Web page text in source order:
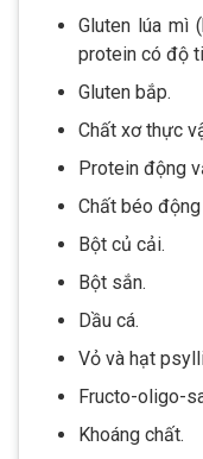
Gluten lúa mì
protein có độ
Gluten bắp.
Chất xơ thực
Protein động
Chất béo
Bột củ cải.
Bột sắn.
Dầu cá.
Vỏ và hạt
Fructo-oligo-
Khoáng chất.